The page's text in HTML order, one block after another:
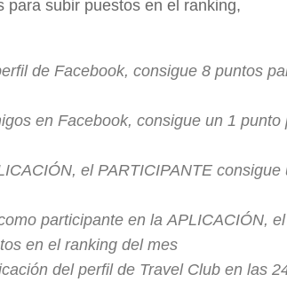
para subir puestos en el ranking,
de Facebook, consigue 8 puntos
en Facebook, consigue un 1 punto
el PARTICIPANTE consigue
participante en la APLICACIÓN, el
en el ranking del mes
del perfil de Travel Club en las